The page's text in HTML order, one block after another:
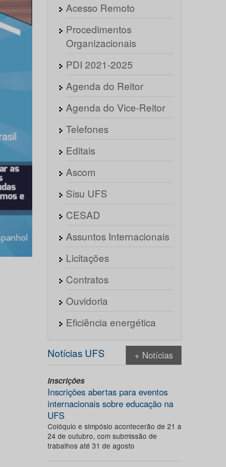
Acesso Remoto
Procedimentos
Organizacionais
PDI 2021-2025
Agenda do Reitor
Agenda do Vice-Reitor
Telefones
Editais
Ascom
Sisu UFS
CESAD
Assuntos Internacionais
Licitações
Contratos
Ouvidoria
Eficiência energética
Notícias UFS + Notícias
Inscrições
Inscrições abertas para eventos
internacionais sobre educação na
UFS
Colóquio e simpósio acontecerão de 21 a
24 de outubro, com submissão de
trabalhos até 31 de agosto